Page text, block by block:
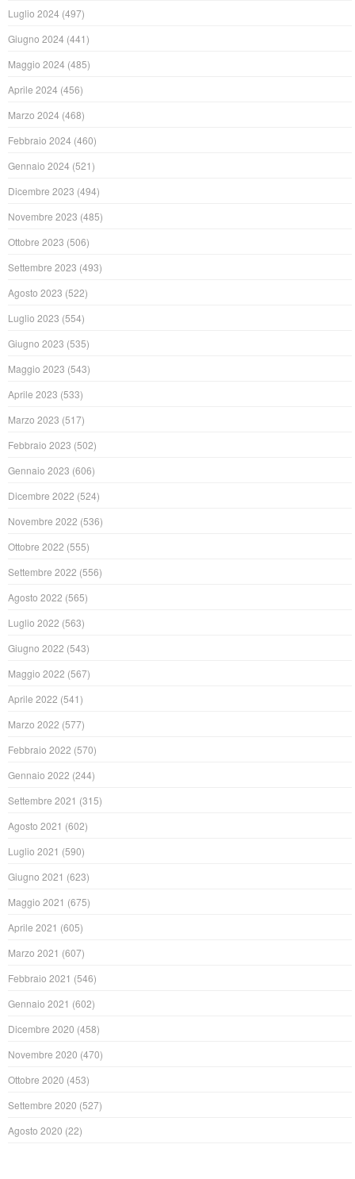
Luglio 2024 (497)
Giugno 2024 (441)
Maggio 2024 (485)
Aprile 2024 (456)
Marzo 2024 (468)
Febbraio 2024 (460)
Gennaio 2024 (521)
Dicembre 2023 (494)
Novembre 2023 (485)
Ottobre 2023 (506)
Settembre 2023 (493)
Agosto 2023 (522)
Luglio 2023 (554)
Giugno 2023 (535)
Maggio 2023 (543)
Aprile 2023 (533)
Marzo 2023 (517)
Febbraio 2023 (502)
Gennaio 2023 (606)
Dicembre 2022 (524)
Novembre 2022 (536)
Ottobre 2022 (555)
Settembre 2022 (556)
Agosto 2022 (565)
Luglio 2022 (563)
Giugno 2022 (543)
Maggio 2022 (567)
Aprile 2022 (541)
Marzo 2022 (577)
Febbraio 2022 (570)
Gennaio 2022 (244)
Settembre 2021 (315)
Agosto 2021 (602)
Luglio 2021 (590)
Giugno 2021 (623)
Maggio 2021 (675)
Aprile 2021 (605)
Marzo 2021 (607)
Febbraio 2021 (546)
Gennaio 2021 (602)
Dicembre 2020 (458)
Novembre 2020 (470)
Ottobre 2020 (453)
Settembre 2020 (527)
Agosto 2020 (22)